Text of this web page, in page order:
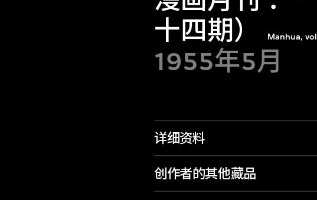
十四期）
Manhua,
1955年5月
详细资料
创作者的其他藏品